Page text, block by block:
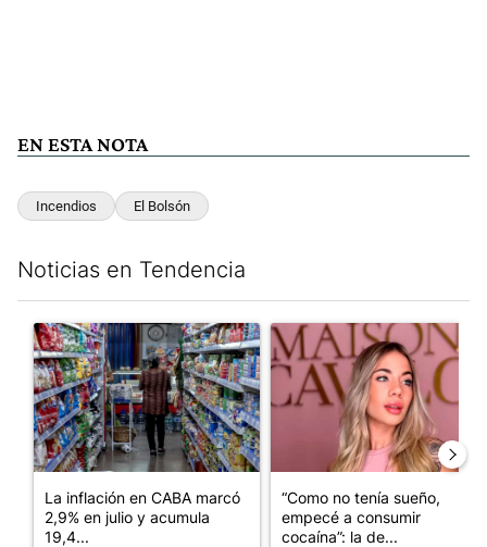
EN ESTA NOTA
Incendios El Bolsón
Noticias en Tendencia
Un artículo de tendencia con el título "La inflación en CABA
La inflación en CABA marcó
2,9% en julio y acumula
19,4...
Un artículo de tendencia con
“Como no tenía sueño,
empecé a consumir
cocaína”: la de...